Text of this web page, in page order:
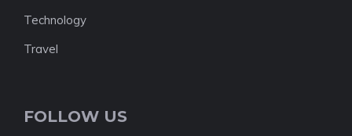
Technology
Travel
FOLLOW US